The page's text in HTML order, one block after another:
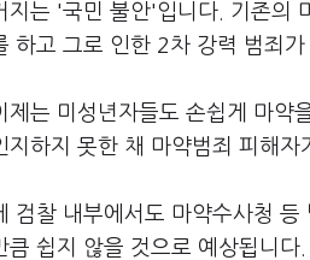
지는 '국민 불안'입니다. 기존의
하고 그로 인한 2차 강력 범죄
제는 미성년자들도 손쉽게 마약
지하지 못한 채 마약범죄 피해
검찰 내부에서도 마약수사청
큼 쉽지 않을 것으로 예상됩니다.